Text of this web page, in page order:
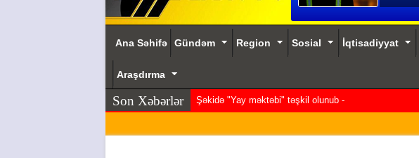
Ana Səhifə Gündəm Region Sosial İqtisadiyyat
Araşdırma
Son Xəbərlər Şəkidə "Yay məktəbi" təşkil olunub - VİDEO